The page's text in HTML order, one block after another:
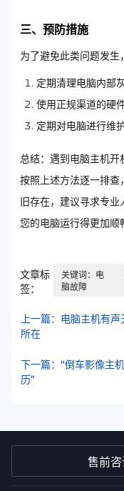
三、预防措施
为了避免此类问题发生
定期清理电脑内部
使用正规渠道的硬
定期对电脑进行维
总结：遇到电脑主机开
按照上述方法逐一排
旧存在，建议寻求专
您的电脑运行得更加顺
文章标
签：
关键词：电
脑故障
上一篇：电脑主机有
所在
下一篇：“倒车影像主
历”
售前